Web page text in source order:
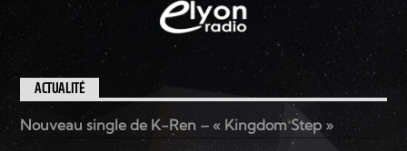
ACTUALITÉ
Nouveau single de K-Ren – « Kingdom Step »